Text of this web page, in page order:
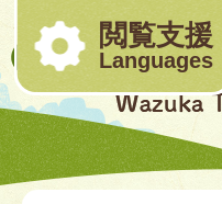
閲覧支援
Languages